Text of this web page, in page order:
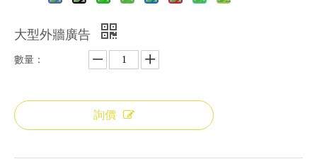
大型外牆廣告
數量：
詢價